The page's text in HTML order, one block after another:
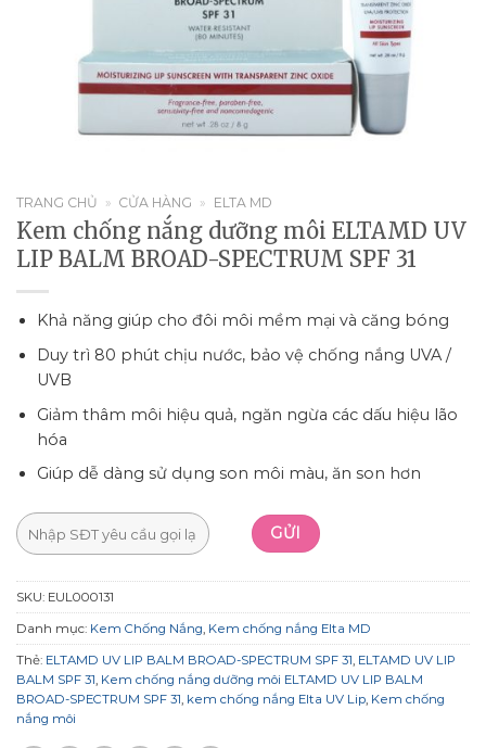
TRANG CHỦ » CỬA HÀNG » ELTA MD
Kem chống nắng dưỡng môi ELTAMD UV
LIP BALM BROAD-SPECTRUM SPF 31
Khả năng giúp cho đôi môi mềm mại và căng bóng
Duy trì 80 phút chịu nước, bảo vệ chống nắng UVA /
UVB
Giảm thâm môi hiệu quả, ngăn ngừa các dấu hiệu lão
hóa
Giúp dễ dàng sử dụng son môi màu, ăn son hơn
SKU: EUL000131
Danh mục: Kem Chống Nắng Kem chống nắng Elta MD
Thẻ: ELTAMD UV LIP BALM BROAD-SPECTRUM SPF 31 ELTAMD UV LIP
BALM SPF 31 Kem chống nắng dưỡng môi ELTAMD UV LIP BALM
BROAD-SPECTRUM SPF 31 kem chống nắng Elta UV Lip Kem chống
nắng môi